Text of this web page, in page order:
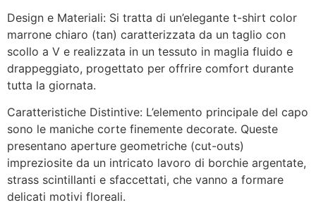
Design e Materiali: Si tratta di un’elegante t-shirt color
marrone chiaro (tan) caratterizzata da un taglio con
scollo a V e realizzata in un tessuto in maglia fluido e
drappeggiato, progettato per offrire comfort durante
tutta la giornata.
Caratteristiche Distintive: L’elemento principale del capo
sono le maniche corte finemente decorate. Queste
presentano aperture geometriche (cut-outs)
impreziosite da un intricato lavoro di borchie argentate,
strass scintillanti e sfaccettati, che vanno a formare
delicati motivi floreali.